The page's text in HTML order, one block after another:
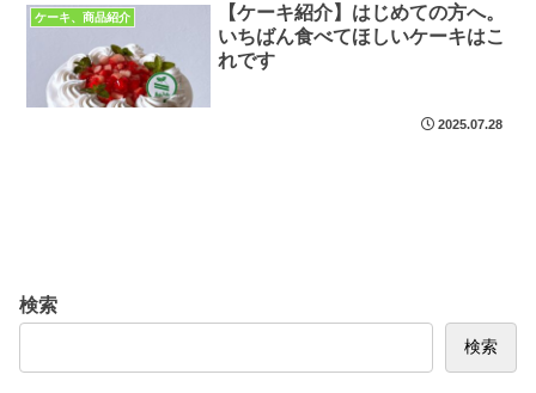
ケーキ、商品紹介
【ケーキ紹介】はじめての方へ。
いちばん食べてほしいケーキはこ
れです
2025.07.28
検索
検索